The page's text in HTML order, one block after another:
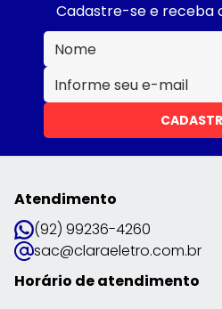
Cadastre-se e receba
Atendimento
(92) 99236-4260
sac@claraeletro.com.br
Horário de atendimento